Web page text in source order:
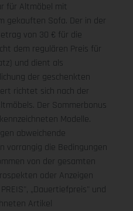
für Altmöbel mit
gekauften Sofa. Der in der
von 30 € für die
dem regulären Preis für
und dient als
der geschenkten
richtet sich nach der
Der Sommerbonus
Modelle.
abweichende
vorrangig die Bedingungen
von der gesamten
oder Anzeigen
„Dauertiefpreis" und
Artikel